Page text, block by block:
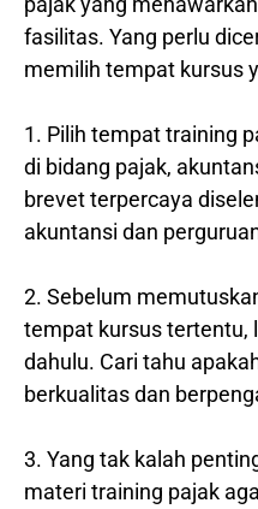
fasilitas. Yang perlu
memilih tempat kursus
1. Pilih tempat training
di bidang pajak,
brevet terpercaya
akuntansi dan
2. Sebelum
tempat kursus tertentu,
dahulu. Cari tahu
berkualitas dan
3. Yang tak kalah
materi training pajak